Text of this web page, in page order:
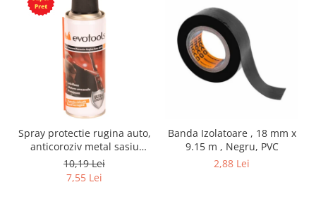
Spray protectie rugina auto,
anticoroziv metal sasiu
praguri usi aerosol, 200 ml
10,19 Lei
7,55 Lei
Banda Izolatoare , 18 mm x
9.15 m , Negru, PVC
2,88 Lei